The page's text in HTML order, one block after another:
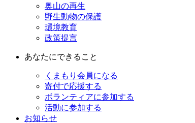
奥山の再生
野生動物の保護
環境教育
政策提言
あなたにできること
くまもり会員になる
寄付で応援する
ボランティアに参加する
活動に参加する
お知らせ